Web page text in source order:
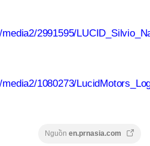
2991595/
1080273/
Nguồn en.prnasia.com